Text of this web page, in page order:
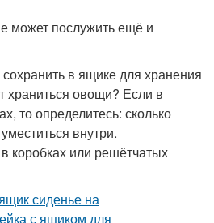
может послужить ещё и
в ящике для хранения
храниться овощи? Если в
то определитесь: сколько
внутри.
коробках или решётчатых